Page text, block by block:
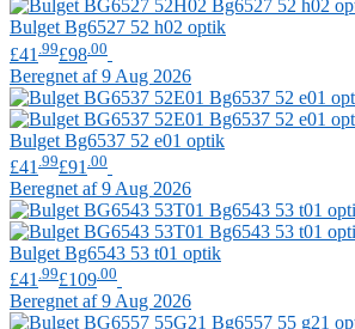
Bulget Bg6527 52 h02 optik
£41 .99£98 .00
Beregnet af 9 Aug 2026
Bulget Bg6537 52 e01 optik
£41 .99£91 .00
Beregnet af 9 Aug 2026
Bulget Bg6543 53 t01 optik
£41 .99£109.00
Beregnet af 9 Aug 2026